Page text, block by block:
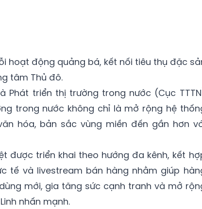
hoạt động quảng bá, kết nối tiêu thụ đặc
tâm Thủ đô.
Phát triển thị trường trong nước (Cục
trong nước không chỉ là mở rộng hệ
hóa, bản sắc vùng miền đến gần hơn
được triển khai theo hướng đa kênh, kết
tế và livestream bán hàng nhằm giúp
mới, gia tăng sức cạnh tranh và mở
nhấn mạnh.